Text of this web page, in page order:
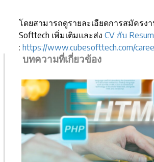
โดยสามารถดูรายละเอียดการสมัครงา
Softtech เพิ่มเติมและส่งCV กับ
: https://www.cubesofttech.com/
บทความที่เกี่ยวข้อง